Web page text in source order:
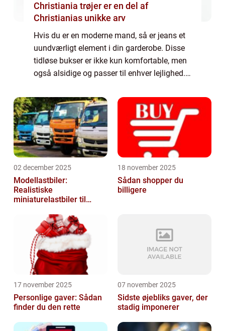
Christiania trøjer er en del af
Christianias unikke arv
Hvis du er en moderne mand, så er jeans et
uundværligt element i din garderobe. Disse
tidløse bukser er ikke kun komfortable, men
også alsidige og passer til enhver lejlighed. I
“jeans herre” o...
02 december 2025
Modellastbiler:
Realistiske
miniaturelastbiler til
18 november 2025
Sådan shopper du
billigere
17 november 2025
Personlige gaver: Sådan
finder du den rette
07 november 2025
Sidste øjebliks gaver, der
stadig imponerer